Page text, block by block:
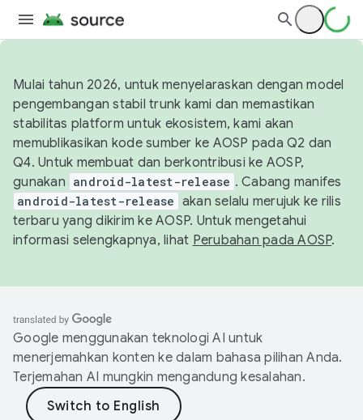
Mulai tahun 2026, untuk menyelaraskan dengan model
pengembangan stabil trunk kami dan memastikan
stabilitas platform untuk ekosistem, kami akan
memublikasikan kode sumber ke AOSP pada Q2 dan
Q4. Untuk membuat dan berkontribusi ke AOSP,
gunakan android-latest-release . Cabang manifes
android-latest-release akan selalu merujuk ke rilis
terbaru yang dikirim ke AOSP. Untuk mengetahui
informasi selengkapnya, lihat Perubahan pada AOSP.
Google menggunakan teknologi AI untuk
menerjemahkan konten ke dalam bahasa pilihan Anda.
Terjemahan AI mungkin mengandung kesalahan.